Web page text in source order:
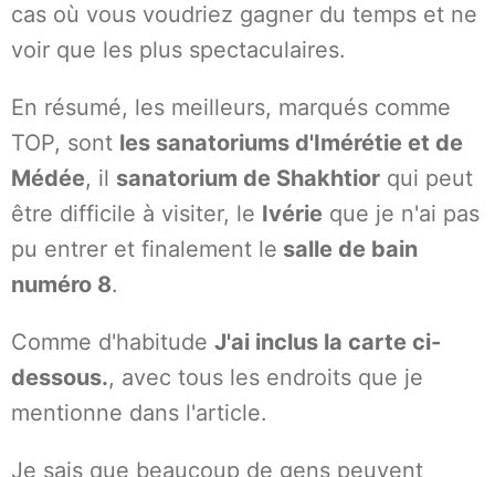
cas où vous voudriez gagner du temps et ne
voir que les plus spectaculaires.
En résumé, les meilleurs, marqués comme
TOP, sont les sanatoriums d'Imérétie et de
Médée, il sanatorium de Shakhtior qui peut
être difficile à visiter, le Ivérie que je n'ai pas
pu entrer et finalement le salle de bain
numéro 8.
Comme d'habitude J'ai inclus la carte ci-
dessous., avec tous les endroits que je
mentionne dans l'article.
Je sais que beaucoup de gens peuvent